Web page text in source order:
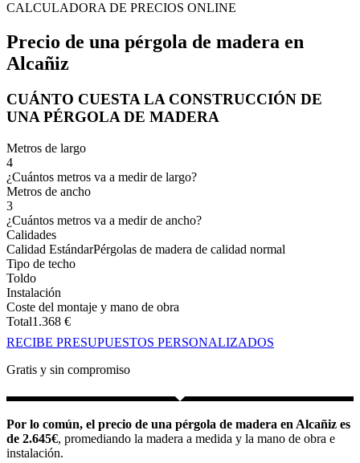
CALCULADORA DE PRECIOS ONLINE
Precio de una pérgola de madera en
Alcañiz
CUÁNTO CUESTA LA CONSTRUCCIÓN DE
UNA PÉRGOLA DE MADERA
Metros de largo
4
¿Cuántos metros va a medir de largo?
Metros de ancho
3
¿Cuántos metros va a medir de ancho?
Calidades
Calidad EstándarPérgolas de madera de calidad normal
Tipo de techo
Toldo
Instalación
Coste del montaje y mano de obra
Total1.368 €
RECIBE PRESUPUESTOS PERSONALIZADOS
Gratis y sin compromiso
Por lo común, el precio de una pérgola de madera en Alcañiz es
de 2.645€, promediando la madera a medida y la mano de obra e
instalación.